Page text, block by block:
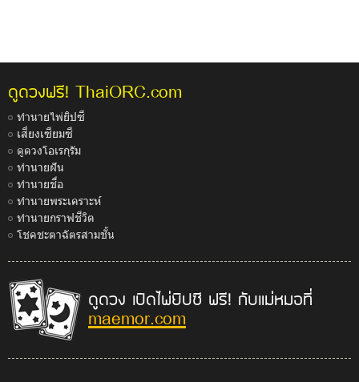
ดูดวงฟรี! ThaiORC.com
ทำนายไพ่ยิปซี
เสี่ยงเซียมซี
ดูดวงโอเรกุรัม
ทำนายฝัน
ทำนายชื่อ
ทำนายพระเคราะห์
ทำนายกราฟชีวิต
โชคชะตาฉัตรสามชั้น
ดูดวง เปิดไพ่ยิปซี ฟรี! กับแม่หมอที่
maemor.com